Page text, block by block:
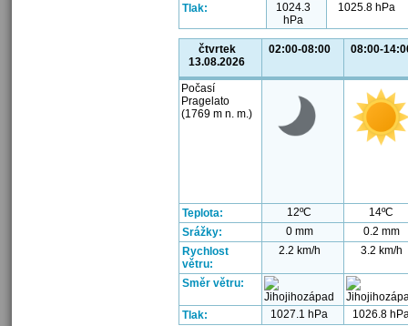
Tlak:
1024.3
hPa
1025.8 hPa
čtvrtek
13.08.2026
02:00-08:00 08:00-
Počasí
Pragelato
(1769 m n. m.)
Teplota: 12ºC
14ºC
Srážky:
0 mm
0.2 mm
Rychlost
větru:
2.2 km/h 3.2 km/h
Směr větru:
Tlak: 1027.1 hPa 1026.8